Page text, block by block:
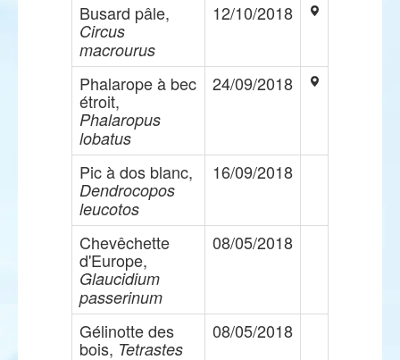
Busard pâle,
Circus
macrourus
12/10/2018
Phalarope à bec
étroit,
Phalaropus
lobatus
24/09/2018
Pic à dos blanc,
Dendrocopos
leucotos
16/09/2018
Chevêchette
d'Europe,
Glaucidium
passerinum
08/05/2018
Gélinotte des
bois, Tetrastes
08/05/2018